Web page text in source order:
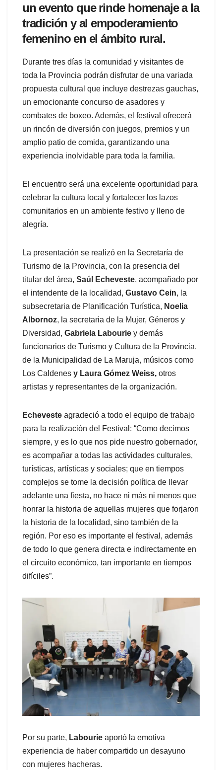
un evento que rinde homenaje a la
tradición y al empoderamiento
femenino en el ámbito rural.
Durante tres días la comunidad y visitantes de
toda la Provincia podrán disfrutar de una variada
propuesta cultural que incluye destrezas gauchas,
un emocionante concurso de asadores y
combates de boxeo. Además, el festival ofrecerá
un rincón de diversión con juegos, premios y un
amplio patio de comida, garantizando una
experiencia inolvidable para toda la familia.
El encuentro será una excelente oportunidad para
celebrar la cultura local y fortalecer los lazos
comunitarios en un ambiente festivo y lleno de
alegría.
La presentación se realizó en la Secretaría de
Turismo de la Provincia, con la presencia del
titular del área, Saúl Echeveste, acompañado por
el intendente de la localidad, Gustavo Cein, la
subsecretaria de Planificación Turística, Noelia
Albornoz, la secretaria de la Mujer, Géneros y
Diversidad, Gabriela Labourie y demás
funcionarios de Turismo y Cultura de la Provincia,
de la Municipalidad de La Maruja, músicos como
Los Caldenes y Laura Gómez Weiss, otros
artistas y representantes de la organización.
Echeveste agradeció a todo el equipo de trabajo
para la realización del Festival: “Como decimos
siempre, y es lo que nos pide nuestro gobernador,
es acompañar a todas las actividades culturales,
turísticas, artísticas y sociales; que en tiempos
complejos se tome la decisión política de llevar
adelante una fiesta, no hace ni más ni menos que
honrar la historia de aquellas mujeres que forjaron
la historia de la localidad, sino también de la
región. Por eso es importante el festival, además
de todo lo que genera directa e indirectamente en
el circuito económico, tan importante en tiempos
difíciles”.
Por su parte, Labourie aportó la emotiva
experiencia de haber compartido un desayuno
con mujeres hacheras.